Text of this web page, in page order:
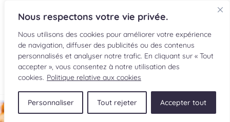
Nous respectons votre vie privée.
Nous utilisons des cookies pour améliorer votre expérience
de navigation, diffuser des publicités ou des contenus
personnalisés et analyser notre trafic. En cliquant sur « Tout
accepter », vous consentez à notre utilisation des
cookies. Politique relative aux cookies
Personnaliser Tout rejeter Accepter tout
EN
RECETTES